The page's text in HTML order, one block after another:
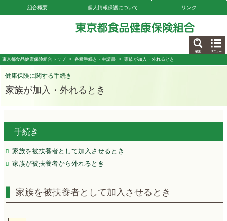
組合概要 個人情報保護について リンク
東京都食品健康保険組合トップ> 各種手続き・申請書 > 家族が加入・外れるとき
健康保険に関する手続き
家族が加入・外れるとき
手続き
家族を被扶養者として加入させるとき
家族が被扶養者から外れるとき
家族を被扶養者として加入させるとき